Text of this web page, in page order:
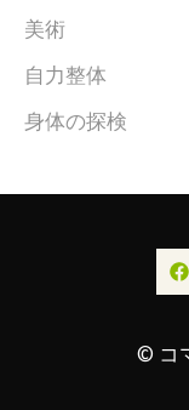
美術
自力整体
身体の探検
© コ